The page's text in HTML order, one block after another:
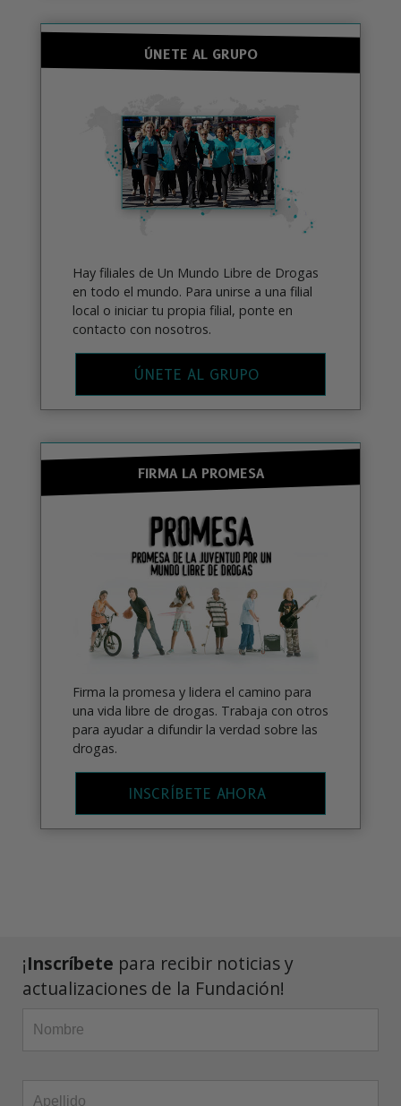
ÚNETE AL GRUPO
Hay filiales de Un Mundo Libre de Drogas
en todo el mundo. Para unirse a una filial
local o iniciar tu propia filial, ponte en
contacto con nosotros.
ÚNETE AL GRUPO
FIRMA LA PROMESA
Firma la promesa y lidera el camino para
una vida libre de drogas. Trabaja con otros
para ayudar a difundir la verdad sobre las
drogas.
INSCRÍBETE AHORA
¡Inscríbete para recibir noticias y
actualizaciones de la Fundación!